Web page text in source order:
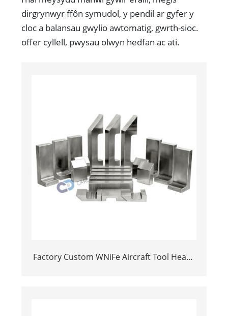
dirgrynwyr ffôn symudol, y pendil ar gyfer y
cloc a balansau gwylio awtomatig, gwrth-sioc.
offer cyllell, pwysau olwyn hedfan ac ati.
Factory Custom WNiFe Aircraft Tool Heavy